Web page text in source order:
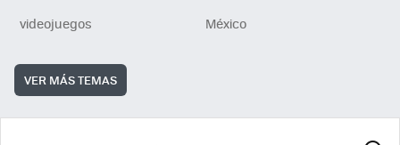
videojuegos
México
VER MÁS TEMAS